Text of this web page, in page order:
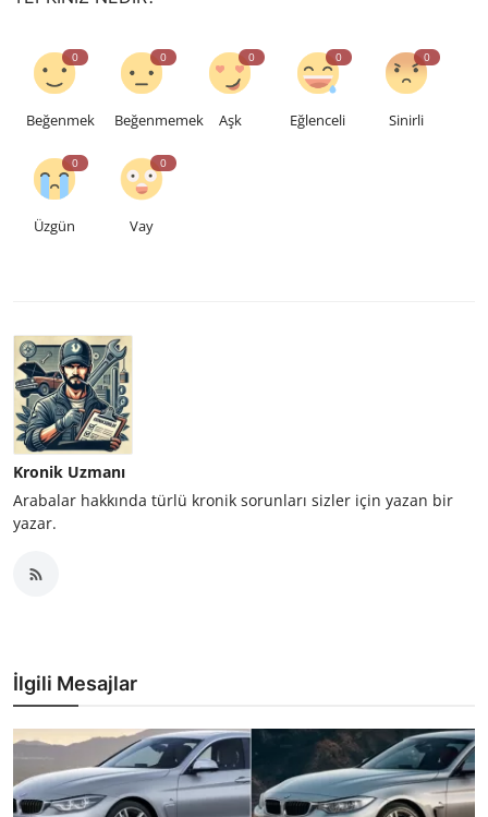
0
Beğenmek
0
Beğenmemek
0
Aşk
0
Eğlenceli
0
Sinirli
0
Üzgün
0
Vay
Kronik Uzmanı
Arabalar hakkında türlü kronik sorunları sizler için yazan bir
yazar.
İlgili Mesajlar